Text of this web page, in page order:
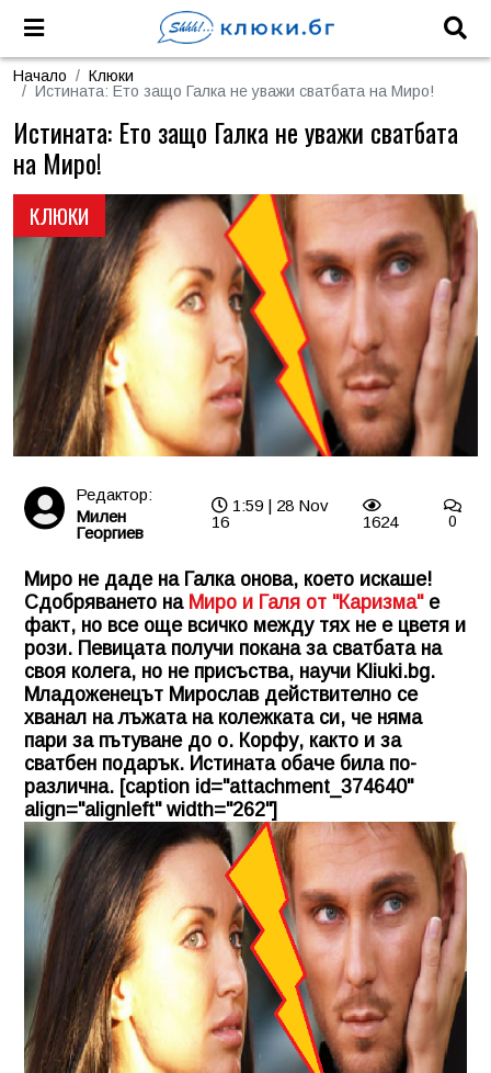
Начало
Клюки
Истината: Ето защо Галка не уважи сватбата на Миро!
КЛЮКИ
Истината: Ето защо Галка не уважи сватбата
на Миро!
Редактор:
Милен
Георгиев
1:59 | 28 Nov
16
1624 0
Миро не даде на Галка онова, което искаше!
Сдобряването на Миро и Галя от "Каризма"е
факт, но все още всичко между тях не е цветя и
рози. Певицата получи покана за сватбата на
своя колега, но не присъства, научи Kliuki.bg.
Младоженецът Мирослав действително се
хванал на лъжата на колежката си, че няма
пари за пътуване до о. Корфу, както и за
сватбен подарък. Истината обаче била по-
различна. [caption id="attachment_374640"
align="alignleft" width="262"]